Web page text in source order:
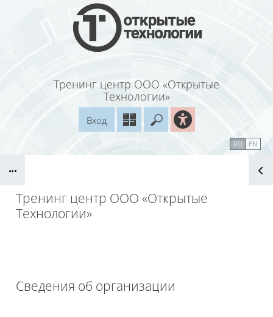
Перейти к основному содержанию
Тренинг центр ООО «Открытые
Технологии»
Введите ваш
Вход
RU EN
Тренинг центр ООО «Открытые
Технологии»
Печатать эту главу
(Открывается в новом окне)
Сведения об организации